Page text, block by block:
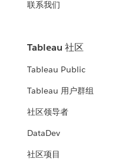
联系我们
Tableau 社区
Tableau Public
Tableau 用户群组
社区领导者
DataDev
社区项目